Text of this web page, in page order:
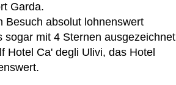
Garda.
Besuch absolut lohnenswert
mit 4 Sternen ausgezeichnet
Hotel Ca' degli Ulivi, das Hotel